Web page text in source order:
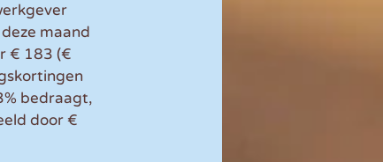
maand
€ 183 (€
bedraagt,
door €